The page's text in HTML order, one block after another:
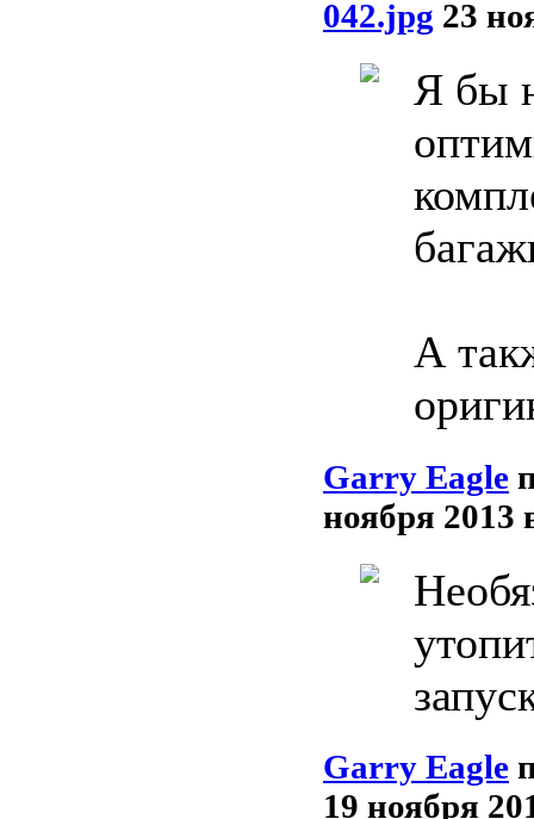
042.jpg 23
Я бы
А
Garry Eagle
ноября 2013
Garry Eagle
19 ноября